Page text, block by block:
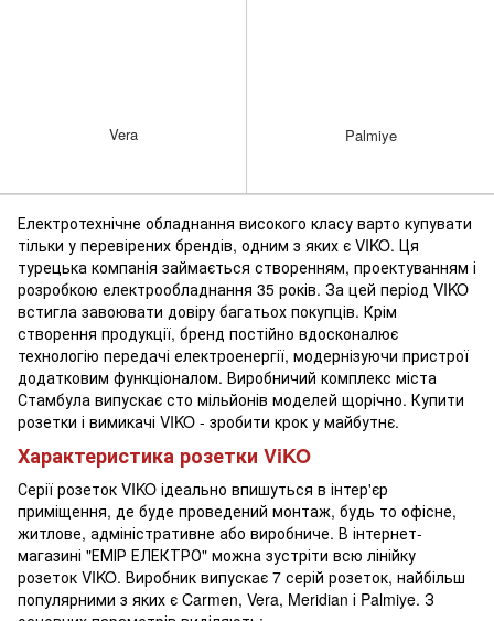
Електротехнічне обладнання високого класу варто купувати
тільки у перевірених брендів, одним з яких є VIKO. Ця
турецька компанія займається створенням, проектуванням і
розробкою електрообладнання 35 років. За цей період VIKO
встигла завоювати довіру багатьох покупців. Крім
створення продукції, бренд постійно вдосконалює
технологію передачі електроенергії, модернізуючи пристрої
додатковим функціоналом. Виробничий комплекс міста
Стамбула випускає сто мільйонів моделей щорічно. Купити
розетки і вимикачі VIKO - зробити крок у майбутнє.
Характеристика розетки ViKO
Серії розеток VIKO ідеально впишуться в інтер'єр
приміщення, де буде проведений монтаж, будь то офісне,
житлове, адміністративне або виробниче. В інтернет-
магазині "ЕМІР ЕЛЕКТРО" можна зустріти всю лінійку
розеток VIKO. Виробник випускає 7 серій розеток, найбільш
популярними з яких є Carmen, Vera, Meridian і Palmiye. З
Vera Palmiye